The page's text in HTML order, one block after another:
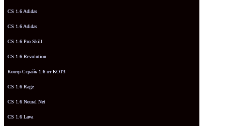
CS 1.6 Adidas
CS 1.6 Adidas
CS 1.6 Pro Skill
CS 1.6 Revolution
Контр-Страйк 1.6 от KOT3
CS 1.6 Rage
CS 1.6 Neural Net
CS 1.6 Lava